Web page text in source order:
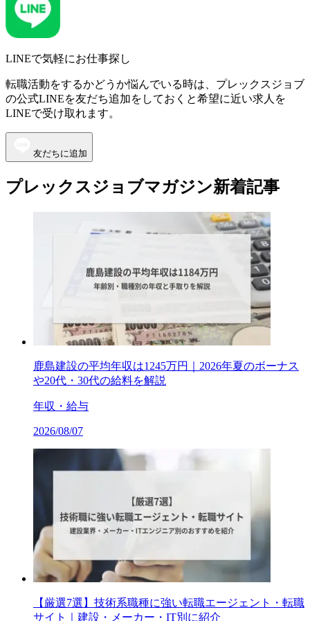
LINEで気軽にお仕事探し
転職活動をするかどうか悩んでいる時は、プレックスジョブ
の公式LINEを友だち追加をしておくと希望に近い求人を
LINEで受け取れます。
友だちに追加
プレックスジョブマガジン新着記事
鹿島建設の平均年収は1245万円｜2026年夏のボーナス
や20代・30代の給料を解説
年収・給与
2026/08/07
【厳選7選】技術系職種に強い転職エージェント・転職
サイト｜建設・メーカー・IT別に紹介